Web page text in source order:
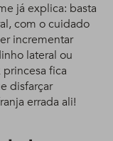
já explica: basta
com o cuidado
incrementar
lateral ou
fica
disfarçar
errada ali!